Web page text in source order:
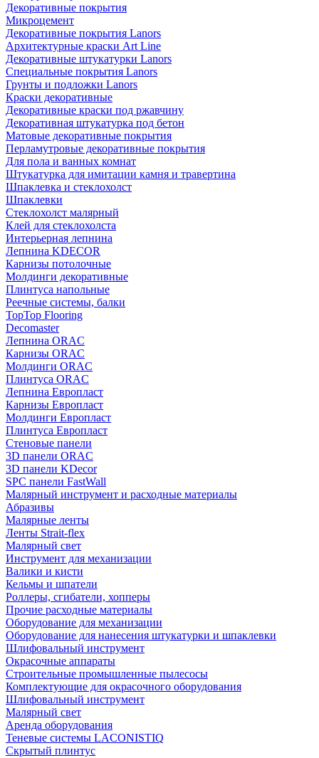
Декоративные покрытия
Микроцемент
Декоративные покрытия Lanors
Архитектурные краски Art Line
Декоративные штукатурки Lanors
Специальные покрытия Lanors
Грунты и подложки Lanors
Краски декоративные
Декоративные краски под ржавчину
Декоративная штукатурка под бетон
Матовые декоративные покрытия
Перламутровые декоративные покрытия
Для пола и ванных комнат
Штукатурка для имитации камня и травертина
Шпаклевка и стеклохолст
Шпаклевки
Стеклохолст малярный
Клей для стеклохолста
Интерьерная лепнина
Лепнина KDECOR
Карнизы потолочные
Молдинги декоративные
Плинтуса напольные
Реечные системы, балки
TopTop Flooring
Decomaster
Лепнина ORAC
Карнизы ORAC
Молдинги ORAC
Плинтуса ORAC
Лепнина Европласт
Карнизы Европласт
Молдинги Европласт
Плинтуса Европласт
Стеновые панели
3D панели ORAC
3D панели KDecor
SPC панели FastWall
Малярный инструмент и расходные материалы
Абразивы
Малярные ленты
Ленты Strait-flex
Малярный свет
Инструмент для механизации
Валики и кисти
Кельмы и шпатели
Роллеры, сгибатели, хопперы
Прочие расходные материалы
Оборудование для механизации
Оборудование для нанесения штукатурки и шпаклевки
Шлифовальный инструмент
Окрасочные аппараты
Строительные промышленные пылесосы
Комплектующие для окрасочного оборудования
Шлифовальный инструмент
Малярный свет
Аренда оборудования
Теневые системы LACONISTIQ
Скрытый плинтус